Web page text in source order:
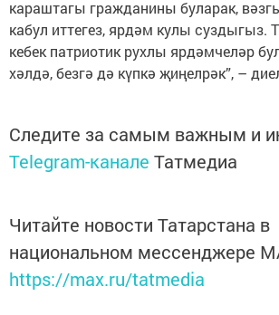
караштагы гражданины буларак,
кабул иттегез, ярдәм кулы суздыгыз.
кебек патриотик рухлы ярдәмчеләр
хәлдә, безгә дә күпкә җиңелрәк”, –
Следите за самым важным и
Telegram-канале Татмедиа
Читайте новости Татарстана в
национальном мессенджере
https://max.ru/tatmedia